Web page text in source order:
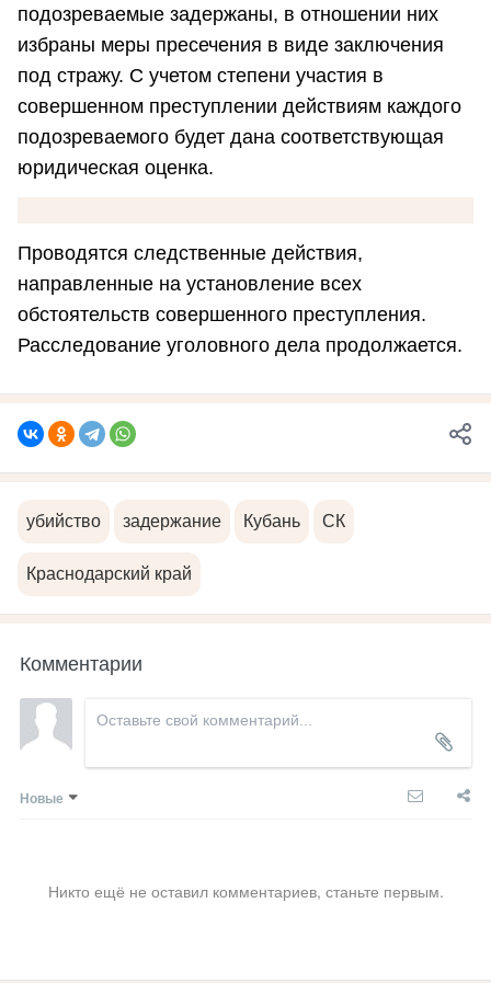
подозреваемые задержаны, в отношении них
избраны меры пресечения в виде заключения
под стражу. С учетом степени участия в
совершенном преступлении действиям каждого
подозреваемого будет дана соответствующая
юридическая оценка.
Проводятся следственные действия,
направленные на установление всех
обстоятельств совершенного преступления.
Расследование уголовного дела продолжается.
убийство задержание Кубань СК
Краснодарский край
Комментарии
Новые
Никто ещё не оставил комментариев, станьте первым.